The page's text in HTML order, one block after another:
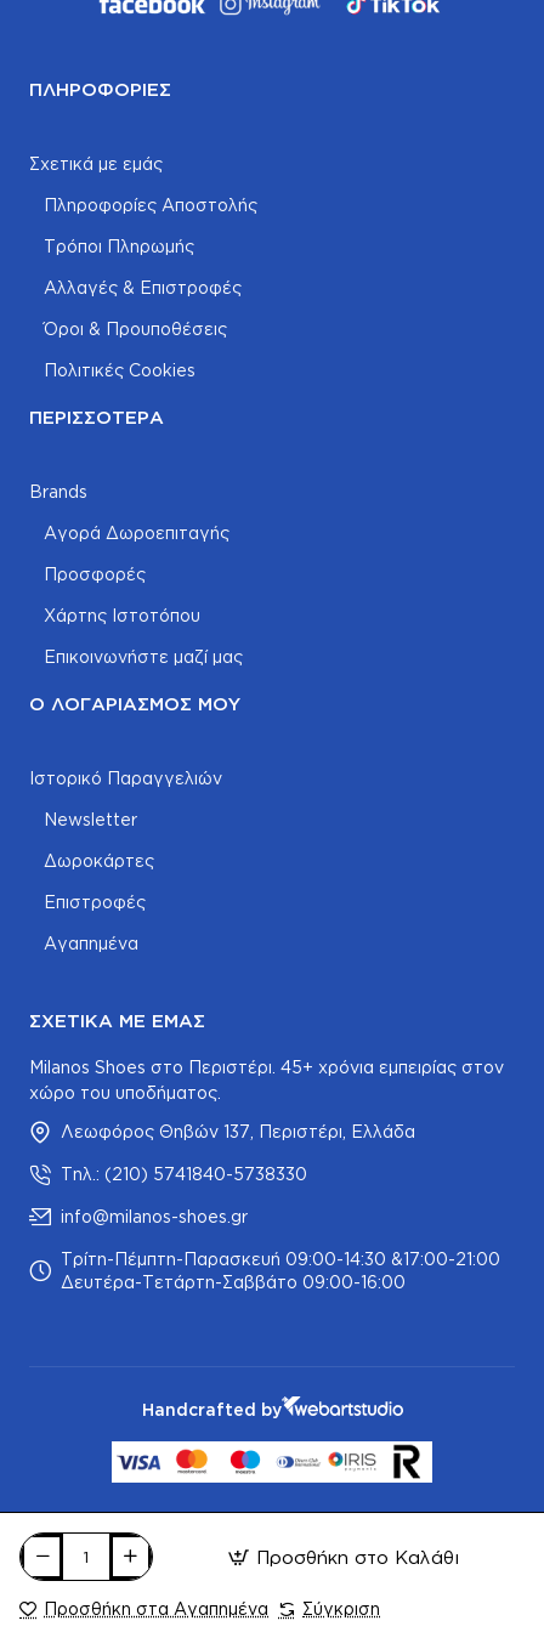
Προσθήκη στο Καλάθι
Προσθήκη στα Αγαπημένα Σύγκριση
ΠΛΗΡΟΦΟΡΊΕΣ
Σχετικά με εμάς
Πληροφορίες Αποστολής
Τρόποι Πληρωμής
Αλλαγές & Επιστροφές
Όροι & Προυποθέσεις
Πολιτικές Cookies
ΠΕΡΙΣΣΌΤΕΡΑ
Brands
Αγορά Δωροεπιταγής
Προσφορές
Χάρτης Ιστοτόπου
Επικοινωνήστε μαζί μας
Ο ΛΟΓΑΡΙΑΣΜΌΣ ΜΟΥ
Ιστορικό Παραγγελιών
Newsletter
Δωροκάρτες
Επιστροφές
Αγαπημένα
ΣΧΕΤΙΚΆ ΜΕ ΕΜΆΣ
Milanos Shoes στο Περιστέρι. 45+ χρόνια εμπειρίας στον
χώρο του υποδήματος.
Λεωφόρος Θηβών 137, Περιστέρι, Ελλάδα
Τηλ.: (210) 5741840-5738330
info@milanos-shoes.gr
Τρίτη-Πέμπτη-Παρασκευή 09:00-14:30 &17:00-21:00
Δευτέρα-Τετάρτη-Σαββάτο 09:00-16:00
Handcrafted by